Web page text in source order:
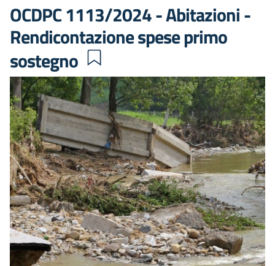
OCDPC 1113/2024 - Abitazioni -
Rendicontazione spese primo
sostegno